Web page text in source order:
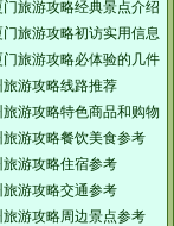
旅游攻略经典景点介绍
旅游攻略初访实用信息
旅游攻略必体验的几件
游攻略线路推荐
游攻略特色商品和购物
游攻略餐饮美食参考
游攻略住宿参考
游攻略交通参考
游攻略周边景点参考